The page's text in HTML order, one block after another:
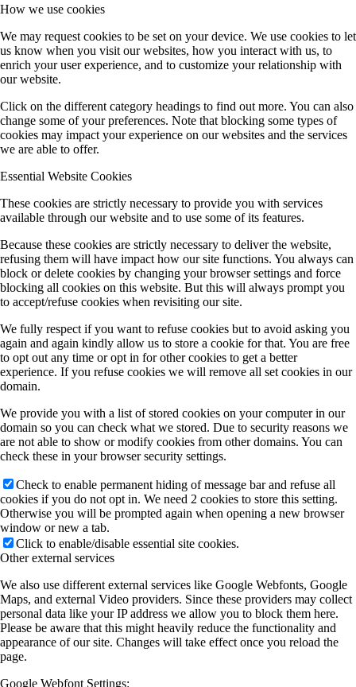
How we use cookies
We may request cookies to be set on your device. We use cookies to let
us know when you visit our websites, how you interact with us, to
enrich your user experience, and to customize your relationship with
our website.
Click on the different category headings to find out more. You can also
change some of your preferences. Note that blocking some types of
cookies may impact your experience on our websites and the services
we are able to offer.
Essential Website Cookies
These cookies are strictly necessary to provide you with services
available through our website and to use some of its features.
Because these cookies are strictly necessary to deliver the website,
refusing them will have impact how our site functions. You always can
block or delete cookies by changing your browser settings and force
blocking all cookies on this website. But this will always prompt you
to accept/refuse cookies when revisiting our site.
We fully respect if you want to refuse cookies but to avoid asking you
again and again kindly allow us to store a cookie for that. You are free
to opt out any time or opt in for other cookies to get a better
experience. If you refuse cookies we will remove all set cookies in our
domain.
We provide you with a list of stored cookies on your computer in our
domain so you can check what we stored. Due to security reasons we
are not able to show or modify cookies from other domains. You can
check these in your browser security settings.
Check to enable permanent hiding of message bar and refuse all
cookies if you do not opt in. We need 2 cookies to store this setting.
Otherwise you will be prompted again when opening a new browser
window or new a tab.
Click to enable/disable essential site cookies.
Other external services
We also use different external services like Google Webfonts, Google
Maps, and external Video providers. Since these providers may collect
personal data like your IP address we allow you to block them here.
Please be aware that this might heavily reduce the functionality and
appearance of our site. Changes will take effect once you reload the
page.
Google Webfont Settings: